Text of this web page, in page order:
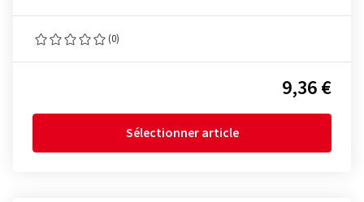
(0)
9,36 €
Sélectionner article